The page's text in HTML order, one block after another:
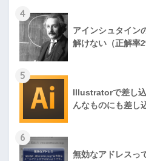
4
アインシュタイン
解けない（正解率
5
Illustratorで差し
んなものにも差し
6
無効なアドレスっ